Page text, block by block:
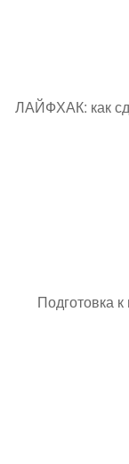
ЛАЙФХАК: как
Подготовка